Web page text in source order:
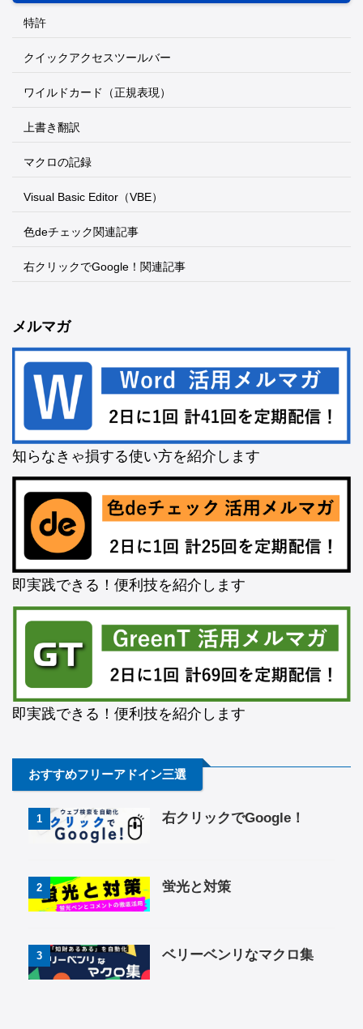
特許
クイックアクセスツールバー
ワイルドカード（正規表現）
上書き翻訳
マクロの記録
Visual Basic Editor（VBE）
色deチェック関連記事
右クリックでGoogle！関連記事
メルマガ
知らなきゃ損する使い方を紹介します
即実践できる！便利技を紹介します
即実践できる！便利技を紹介します
おすすめフリーアドイン三選
1 右クリックでGoogle！
2 蛍光と対策
3 ベリーベンリなマクロ集